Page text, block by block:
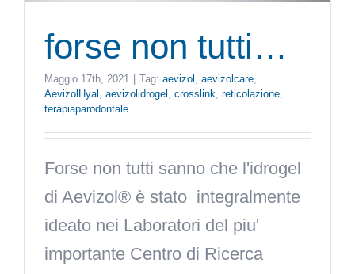
forse non tutti…
Maggio 17th, 2021 | Tag: aevizol aevizolcare
AevizolHyal aevizolidrogel crosslink reticolazione
terapiaparodontale
Forse non tutti sanno che l'idrogel
di Aevizol® è stato integralmente
ideato nei Laboratori del piu'
importante Centro di Ricerca